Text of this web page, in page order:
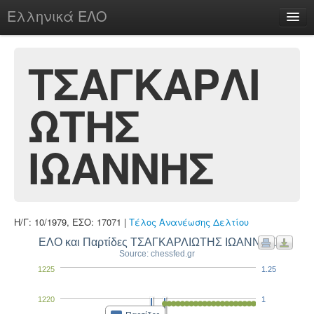
Ελληνικά ΕΛΟ
chesstu.be @ discord
Login
ΤΣΑΓΚΑΡΛΙ
ΩΤΗΣ
ΙΩΑΝΝΗΣ
Η/Γ: 10/1979, ΕΣΟ: 17071 | Τέλος Ανανέωσης Δελτίου
ΕΛΟ και Παρτίδες ΤΣΑΓΚΑΡΛΙΩΤΗΣ ΙΩΑΝΝΗΣ
Source: chessfed.gr
1220
1225
1
1.25